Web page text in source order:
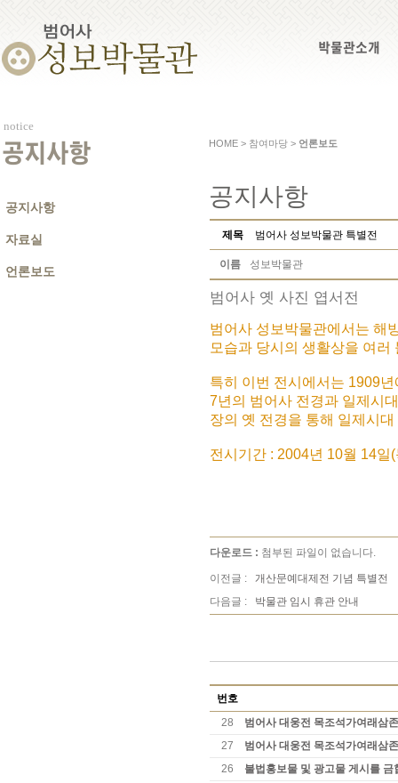
박물관소개
notice
공지사항
공지사항
자료실
언론보도
HOME > 참여마당 > 언론보도
공지사항
제목 범어사 성보박물관 특별전
이름 성보박물관
범어사 옛 사진 엽서전
범어사 성보박물관에서는 해
모습과 당시의 생활상을 여
특히 이번 전시에서는 1909
7년의 범어사 전경과 일제시
장의 옛 전경을 통해 일제시
전시기간 : 2004년 10월 14일
다운로드 : 첨부된 파일이 없습니다.
이전글 : 개산문예대제전 기념 특별전
다음글 : 박물관 임시 휴관 안내
번호
28
범어사 대웅전 목조석가여래삼
27
범어사 대웅전 목조석가여래삼
26
불법홍보물 및 광고물 게시를 금